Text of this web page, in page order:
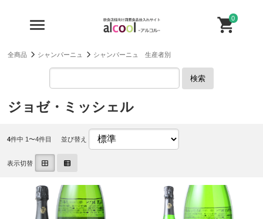
0
全商品 シャンパーニュ シャンパーニュ 生産者別
検索
ジョゼ・ミッシェル
4件中 1〜4件目 並び替え
表示切替